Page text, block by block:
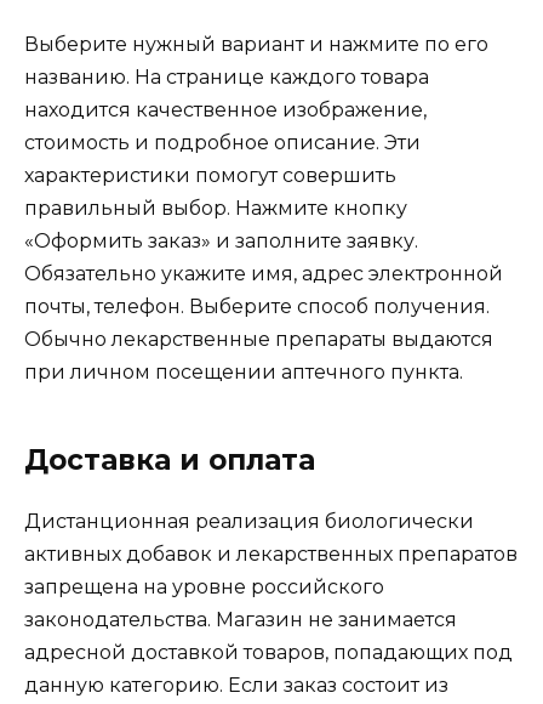
Выберите нужный вариант и нажмите по его
названию. На странице каждого товара
находится качественное изображение,
стоимость и подробное описание. Эти
характеристики помогут совершить
правильный выбор. Нажмите кнопку
«Оформить заказ» и заполните заявку.
Обязательно укажите имя, адрес электронной
почты, телефон. Выберите способ получения.
Обычно лекарственные препараты выдаются
при личном посещении аптечного пункта.
Доставка и оплата
Дистанционная реализация биологически
активных добавок и лекарственных препаратов
запрещена на уровне российского
законодательства. Магазин не занимается
адресной доставкой товаров, попадающих под
данную категорию. Если заказ состоит из